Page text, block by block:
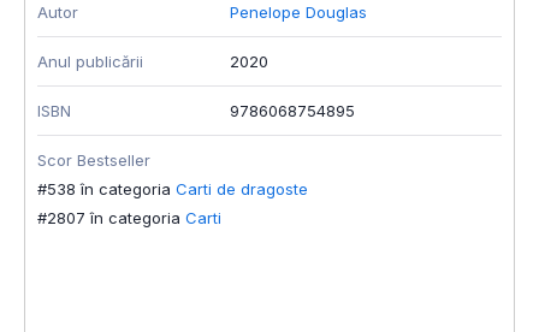
Autor Penelope Douglas
Anul publicării 2020
ISBN 9786068754895
Scor Bestseller
#538 în categoria Carti de dragoste
#2807 în categoria Carti